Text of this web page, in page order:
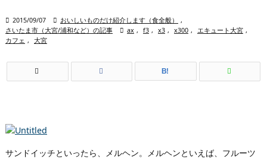
 2015/09/07  おいしいものだけ紹介します（食全般）
,
さいたま市（大宮/浦和など）の記事
 ax , f3 , x3 , x300 , エキュート大宮 ,
カフェ , 大宮
B!
サンドイッチといったら、メルヘン。メルヘンといえば、フルーツ